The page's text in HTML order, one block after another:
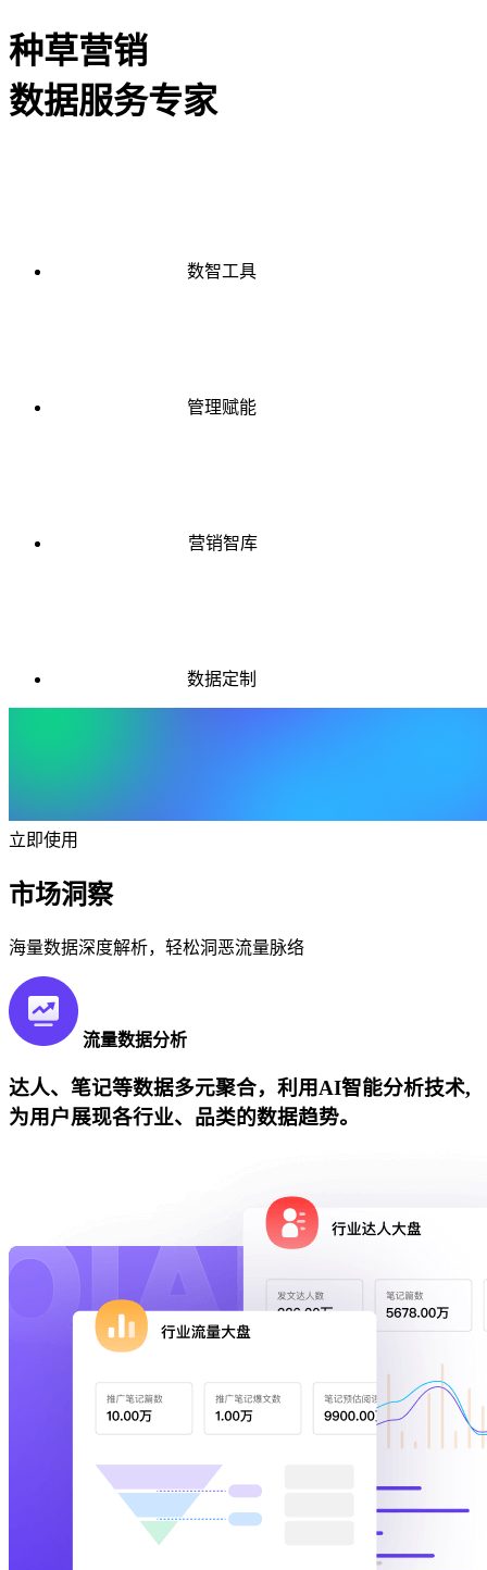
种草营销
数据服务专家
数智工具
管理赋能
营销智库
数据定制
立即使用
市场洞察
海量数据深度解析，轻松洞恶流量脉络
流量数据分析
达人、笔记等数据多元聚合，利用AI智能分析技术,
为用户展现各行业、品类的数据趋势。